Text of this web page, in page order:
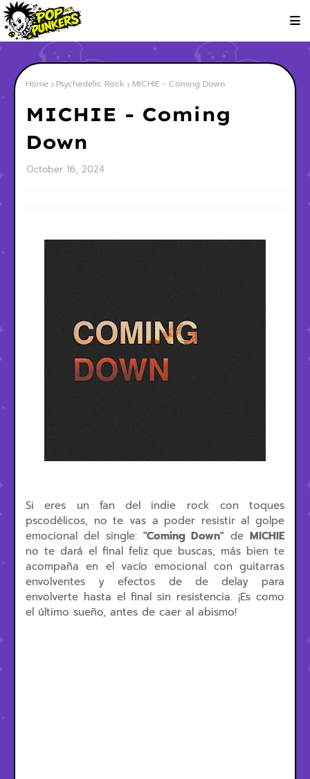
Home Psychedelic Rock MICHIE - Coming Down
MICHIE - Coming
Down
October 16, 2024
Si eres un fan del indie rock con toques
pscodélicos, no te vas a poder resistir al golpe
emocional del single: "Coming Down" deMICHIE
no te dará el final feliz que buscas, más bien te
acompaña en el vacío emocional con guitarras
envolventes y efectos de de delay para
envolverte hasta el final sin resistencia. ¡Es como
el último sueño, antes de caer al abismo!